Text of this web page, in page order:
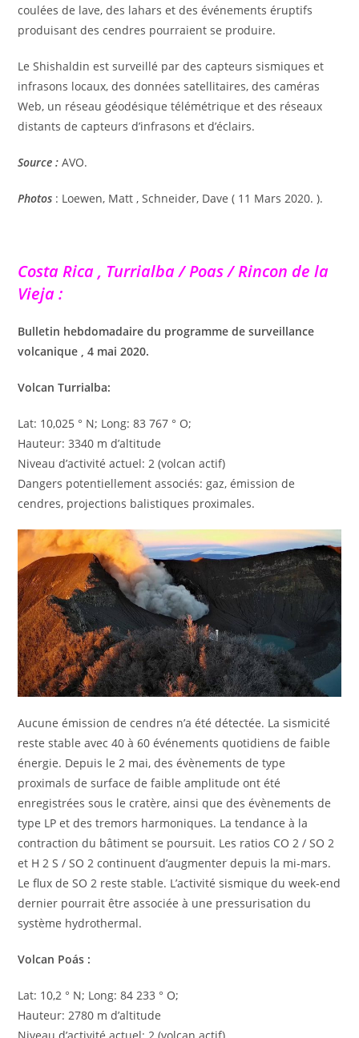
coulées de lave, des lahars et des événements éruptifs
produisant des cendres pourraient se produire.
Le Shishaldin est surveillé par des capteurs sismiques et
infrasons locaux, des données satellitaires, des caméras
Web, un réseau géodésique télémétrique et des réseaux
distants de capteurs d’infrasons et d’éclairs.
Source : AVO.
Photos : Loewen, Matt , Schneider, Dave ( 11 Mars 2020. ).
Costa Rica , Turrialba / Poas / Rincon de la
Vieja :
Bulletin hebdomadaire du programme de surveillance
volcanique , 4 mai 2020.
Volcan Turrialba:
Lat: 10,025 ° N; Long: 83 767 ° O;
Hauteur: 3340 m d’altitude
Niveau d’activité actuel: 2 (volcan actif)
Dangers potentiellement associés: gaz, émission de
cendres, projections balistiques proximales.
Aucune émission de cendres n’a été détectée. La sismicité
reste stable avec 40 à 60 événements quotidiens de faible
énergie. Depuis le 2 mai, des évènements de type
proximals de surface de faible amplitude ont été
enregistrées sous le cratère, ainsi que des évènements de
type LP et des tremors harmoniques. La tendance à la
contraction du bâtiment se poursuit. Les ratios CO 2 / SO 2
et H 2 S / SO 2 continuent d’augmenter depuis la mi-mars.
Le flux de SO 2 reste stable. L’activité sismique du week-end
dernier pourrait être associée à une pressurisation du
système hydrothermal.
Volcan Poás :
Lat: 10,2 ° N; Long: 84 233 ° O;
Hauteur: 2780 m d’altitude
Niveau d’activité actuel: 2 (volcan actif)